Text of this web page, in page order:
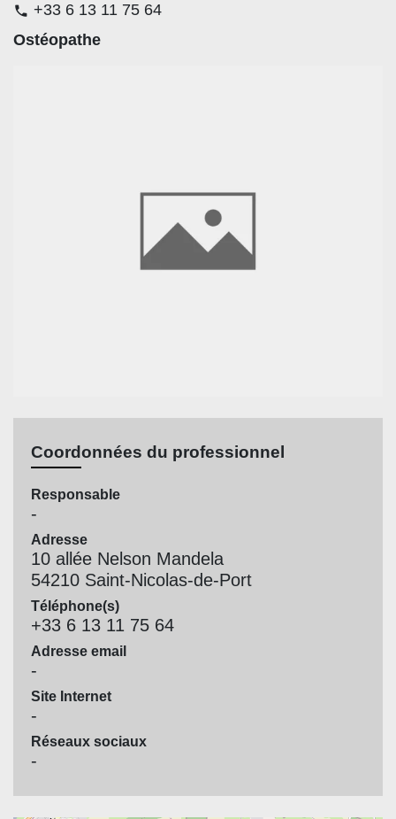
phone +33 6 13 11 75 64
Ostéopathe
Coordonnées du professionnel
Responsable
-
Adresse
10 allée Nelson Mandela
54210 Saint-Nicolas-de-Port
Téléphone(s)
+33 6 13 11 75 64
Adresse email
-
Site Internet
-
Réseaux sociaux
-